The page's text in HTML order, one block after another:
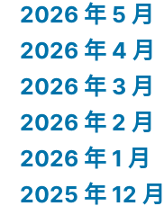
2026 年 5 月
2026 年 4 月
2026 年 3 月
2026 年 2 月
2026 年 1 月
2025 年 12 月